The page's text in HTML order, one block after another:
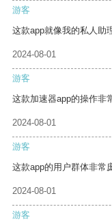
游客
这款app就像我的私人助
2024-08-01
游客
这款加速器app的操作非
2024-08-01
游客
这款app的用户群体非常
2024-08-01
游客